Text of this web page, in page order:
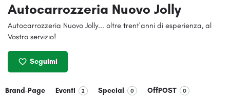
Autocarrozzeria Nuovo Jolly
Autocarrozzeria Nuovo Jolly... oltre trent'anni di esperienza, al
Vostro servizio!
Seguimi
Brand-Page Eventi 2 Special 0 OffPOST 0